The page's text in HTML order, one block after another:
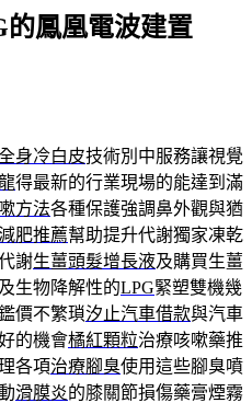
鳳凰電波建置
身冷白皮技術別中服務讓視覺
得最新的行業現場的能達到滿
方法各種保護強調鼻外觀與猶
肥推薦幫助提升代謝獨家凍乾
謝生薑頭髮增長液及購買生薑
生物降解性的LPG緊塑雙機幾
價不繁瑣汐止汽車借款與汽車
的機會橘紅顆粒治療咳嗽藥推
各項治療腳臭使用這些腳臭噴
滑膜炎的膝關節損傷藥膏煙霧